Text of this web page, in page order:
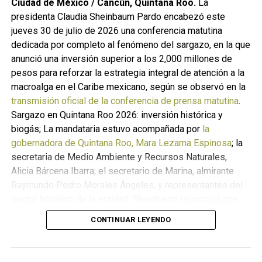
empresa añadió que ya entregó al municipio de Las
Choapas mil toneladas de concreto, una unidad de
desazolve tipo Vactor, una pipa de 10 mil litros y
combustible para labores locales.
Cronología del incidente en Las
Choapas, Veracruz
El origen de la contingencia se remonta al 5 de marzo de
2026, cuandoel pozo Krem-1 —parte de un programa
exploratorio de hidrocarburos dePemexen el sur de
Veracruz— alcanzaba alrededor de 3,336 metros de
la secuencia técnica descrita por Pemex, se intentó
derivar hacia un sistema de quemador de seguridad; sin
embargo, una fuga en conexiones superficiales terminó
Ciudad de México / Cancún, Quintana Roo. La
presidenta Claudia Sheinbaum Pardo encabezó este
jueves 30 de julio de 2026 una conferencia matutina
dedicada por completo al fenómeno del sargazo, en la que
anunció una inversión superior a los 2,000 millones de
pesos para reforzar la estrategia integral de atención a la
macroalga en el Caribe mexicano, según se observó en la
transmisión oficial de la conferencia de prensa matutina.
Sargazo en Quintana Roo 2026: inversión histórica y
biogás; La mandataria estuvo acompañada por la
gobernadora de Quintana Roo, Mara Lezama Espinosa; la
secretaria de Medio Ambiente y Recursos Naturales,
Alicia Bárcena Ibarra; el secretario de Marina, almirante
2026 ha sido “un año realmente difícil, atípico” en materia
de arribo de sargazo y adelantó que el gobierno federal
CONTINUAR LEYENDO